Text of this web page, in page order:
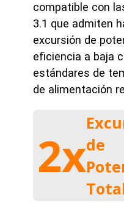
compatible con
3.1 que admiten
excursión de
eficiencia a baja
estándares de
de alimentación
2xde